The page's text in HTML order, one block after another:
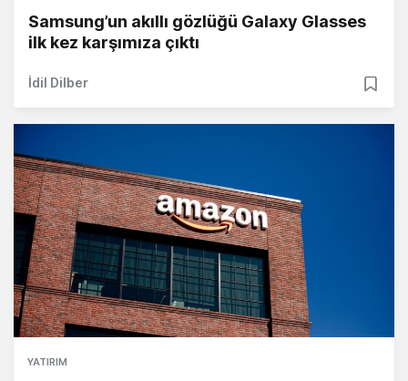
Samsung’un akıllı gözlüğü Galaxy Glasses
ilk kez karşımıza çıktı
İdil Dilber
YATIRIM